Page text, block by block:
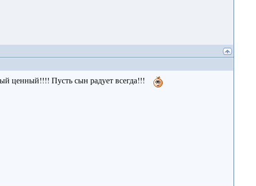
ценный!!!! Пусть сын радует всегда!!!